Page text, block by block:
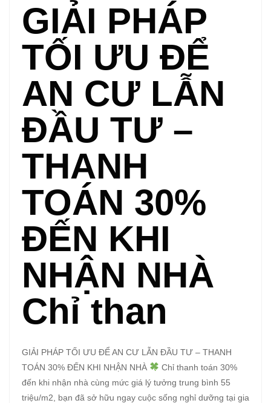
GIẢI PHÁP
TỐI ƯU ĐỂ
AN CƯ LẪN
ĐẦU TƯ –
THANH
TOÁN 30%
ĐẾN KHI
NHẬN NHÀ
Chỉ than
GIẢI PHÁP TỐI ƯU ĐỂ AN CƯ LẪN ĐẦU TƯ – THANH
TOÁN 30% ĐẾN KHI NHẬN NHÀ
Chỉ thanh toán 30%
đến khi nhận nhà cùng mức giá lý tưởng trung bình 55
triệu/m2, bạn đã sở hữu ngay cuộc sống nghỉ dưỡng tại gia